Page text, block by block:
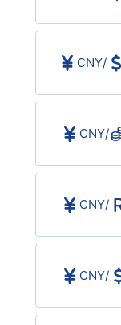
CNY/
CNY/
CNY/
CNY/